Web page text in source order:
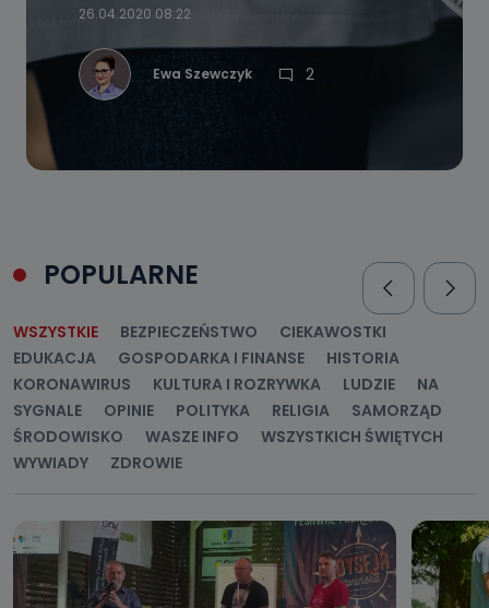
26.04.2020 08:22
Ewa Szewczyk 2
POPULARNE
WSZYSTKIE BEZPIECZEŃSTWO
CIEKAWOSTKI
EDUKACJA
GOSPODARKA I FINANSE
HISTORIA
KORONAWIRUS
KULTURA I ROZRYWKA LUDZIE
NA
SYGNALE
OPINIE POLITYKA RELIGIA
SAMORZĄD
ŚRODOWISKO
WASZE INFO
WSZYSTKICH ŚWIĘTYCH
WYWIADY
ZDROWIE